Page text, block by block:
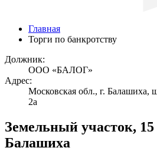
Главная
Торги по банкротству
Должник:
ООО «БАЛОГ»
Адрес:
Московская обл., г. Балашиха,
2а
Земельный участок, 15
Балашиха